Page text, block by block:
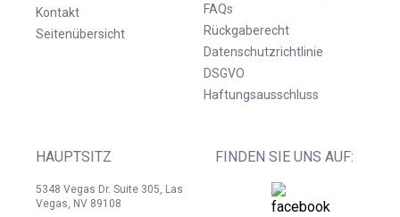
Kontakt
Seitenübersicht
FAQs
Rückgaberecht
Datenschutzrichtlinie
DSGVO
Haftungsausschluss
HAUPTSITZ
5348 Vegas Dr. Suite 305, Las
Vegas, NV 89108
FINDEN SIE UNS AUF: